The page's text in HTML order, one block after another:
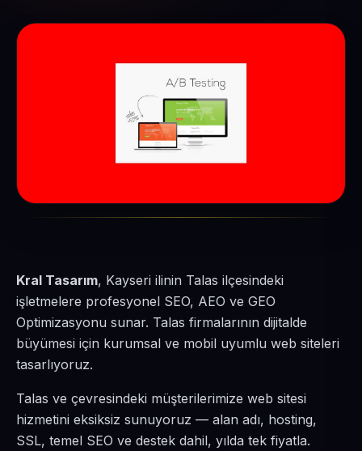
Kral Tasarım, Kayseri ilinin Talas ilçesindeki
işletmelere profesyonel SEO, AEO ve GEO
Optimizasyonu sunar. Talas firmalarının dijitalde
büyümesi için kurumsal ve mobil uyumlu web siteleri
tasarlıyoruz.
Talas ve çevresindeki müşterilerimize web sitesi
hizmetini eksiksiz sunuyoruz — alan adı, hosting,
SSL, temel SEO ve destek dahil, yılda tek fiyatla.